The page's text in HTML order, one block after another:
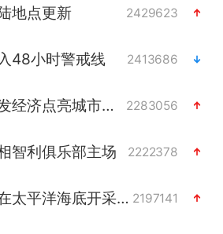
地点更新 2429623
48小时警戒线 2413686
以“新”破局 首发经济点亮城市消费活力 2283056
智利俱乐部主场 2222378
中方回应是否在太平洋海底开采稀土 2197141